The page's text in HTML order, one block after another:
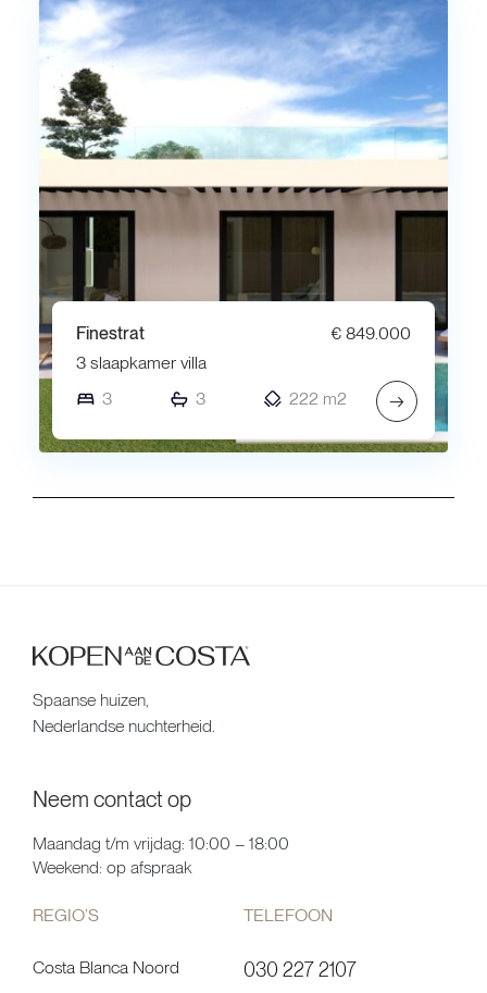
Finestrat
€ 849.000
3 slaapkamer villa
3
3 222 m2 →
Spaanse huizen,
Nederlandse nuchterheid.
Neem contact op
Maandag t/m vrijdag: 10:00 – 18:00
Weekend: op afspraak
REGIO’S
Costa Blanca Noord
TELEFOON
030 227 2107